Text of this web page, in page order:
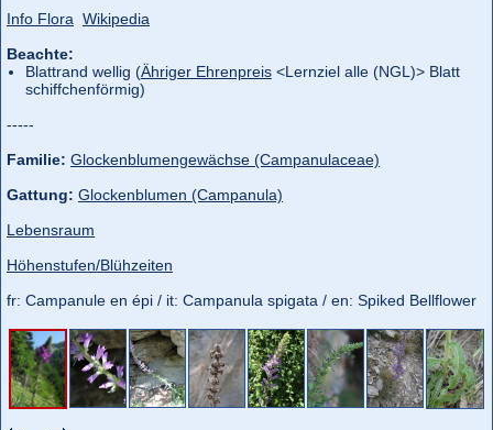
Info Flora Wikipedia
Beachte:
Blattrand wellig (Ähriger Ehrenpreis<Lernziel alle (NGL)> Blatt
schiffchenförmig)
-----
Familie: Glockenblumengewächse (Campanulaceae)
Gattung: Glockenblumen (Campanula)
Lebensraum
Höhenstufen/Blühzeiten
fr: Campanule en épi / it: Campanula spigata / en: Spiked Bellflower